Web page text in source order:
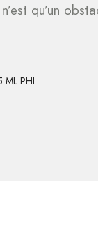
qu’un
ML PHI